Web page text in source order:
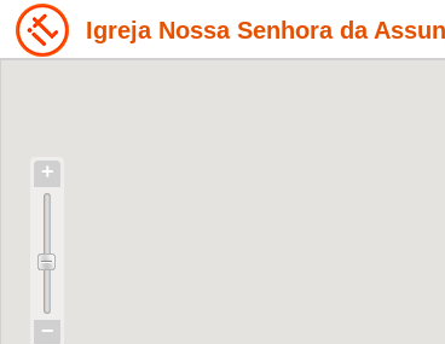
Igreja Nossa Senhora da
+
−